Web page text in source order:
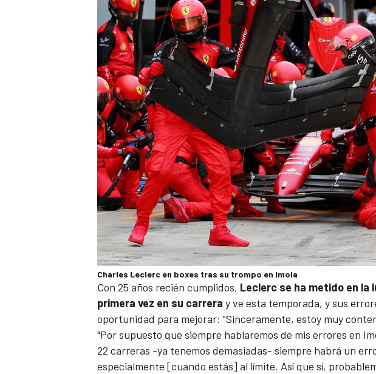
Charles Leclerc en boxes tras su trompo en Imola
Con 25 años recién cumplidos, Leclerc se ha metido en la
primera vez en su carrera y ve esta temporada, y sus
oportunidad para mejorar: "Sinceramente, estoy muy
"Por supuesto que siempre hablaremos de mis errores en
22 carreras -ya tenemos demasiadas- siempre habrá un
especialmente [cuando estás] al límite. Así que sí,